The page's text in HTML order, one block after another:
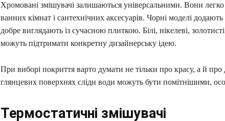
Хромовані змішувачі залишаються універсальними. Вони
ванних кімнат і сантехнічних аксесуарів. Чорні моделі додають
добре виглядають із сучасною плиткою. Білі, нікелеві,
можуть підтримати конкретну дизайнерську ідею.
При виборі покриття варто думати не тільки про красу, а й про
глянцевих поверхнях сліди води можуть бути помітнішими,
Термостатичні змішувачі